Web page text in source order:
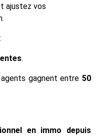
ajustez vos
:
.
gagnent entre 50
en immo depuis